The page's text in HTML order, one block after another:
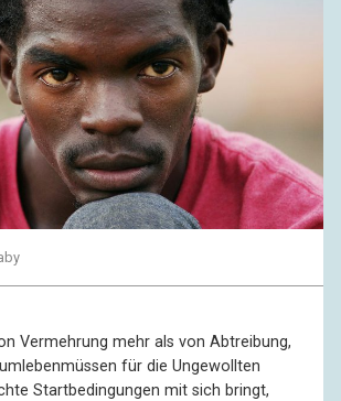
Vermehrung mehr als von Abtreibung,
für die Ungewollten
Startbedingungen mit sich bringt,